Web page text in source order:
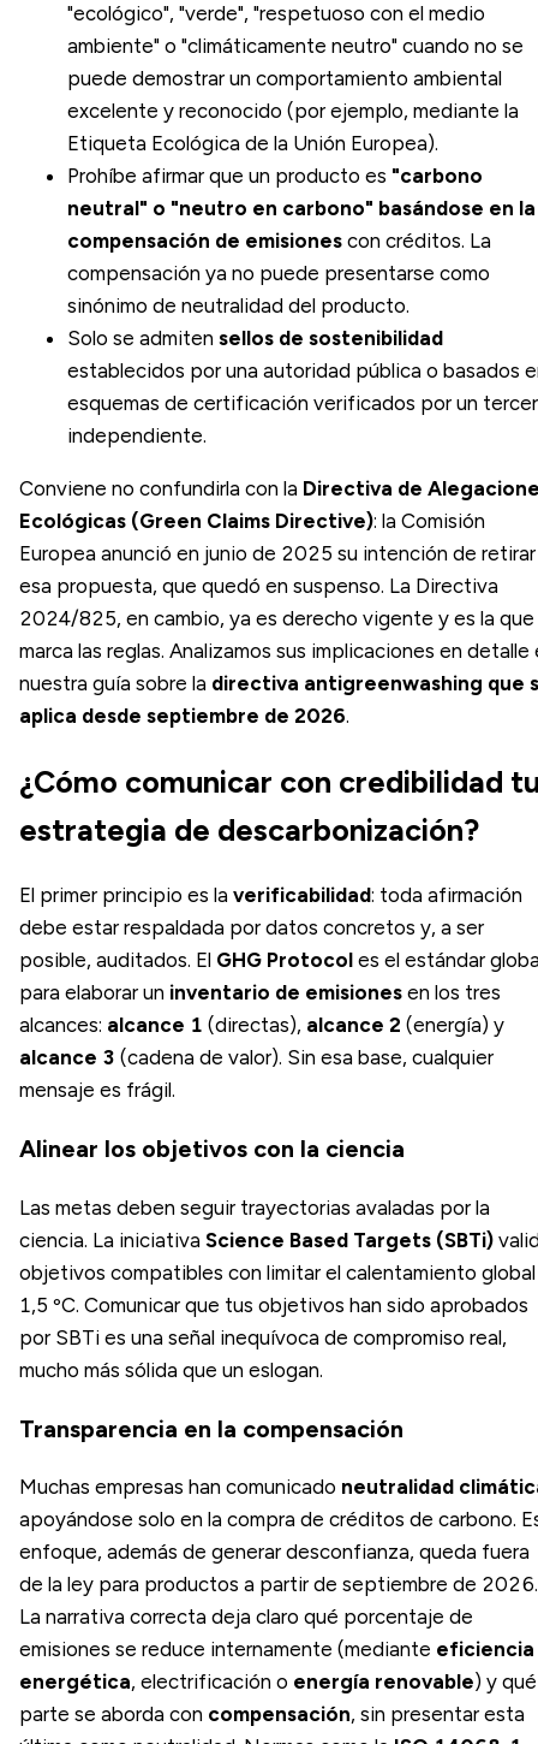
"ecológico", "verde", "respetuoso con el medio
ambiente" o "climáticamente neutro" cuando no se
puede demostrar un comportamiento ambiental
excelente y reconocido (por ejemplo, mediante la
Etiqueta Ecológica de la Unión Europea).
Prohíbe afirmar que un producto es "carbono
neutral" o "neutro en carbono" basándose en la
compensación de emisiones con créditos. La
compensación ya no puede presentarse como
sinónimo de neutralidad del producto.
Solo se admiten sellos de sostenibilidad
establecidos por una autoridad pública o basados
esquemas de certificación verificados por un
independiente.
Conviene no confundirla con la Directiva de
Ecológicas (Green Claims Directive): la Comisión
Europea anunció en junio de 2025 su intención de retirar
esa propuesta, que quedó en suspenso. La Directiva
2024/825, en cambio, ya es derecho vigente y es la que
marca las reglas. Analizamos sus implicaciones en detalle
nuestra guía sobre la directiva antigreenwashing que
aplica desde septiembre de 2026.
¿Cómo comunicar con credibilidad
estrategia de descarbonización?
El primer principio es la verificabilidad: toda afirmación
debe estar respaldada por datos concretos y, a ser
posible, auditados. El GHG Protocol es el estándar
para elaborar un inventario de emisiones en los tres
alcances: alcance 1 (directas), alcance 2 (energía) y
alcance 3 (cadena de valor). Sin esa base, cualquier
mensaje es frágil.
Alinear los objetivos con la ciencia
Las metas deben seguir trayectorias avaladas por la
ciencia. La iniciativa Science Based Targets (SBTi)
objetivos compatibles con limitar el calentamiento
1,5 ºC. Comunicar que tus objetivos han sido aprobados
por SBTi es una señal inequívoca de compromiso real,
mucho más sólida que un eslogan.
Transparencia en la compensación
Muchas empresas han comunicado neutralidad
apoyándose solo en la compra de créditos de carbono.
enfoque, además de generar desconfianza, queda fuera
de la ley para productos a partir de septiembre de 2026.
La narrativa correcta deja claro qué porcentaje de
emisiones se reduce internamente (mediante eficiencia
energética, electrificación o energía renovable) y qué
parte se aborda con compensación, sin presentar esta